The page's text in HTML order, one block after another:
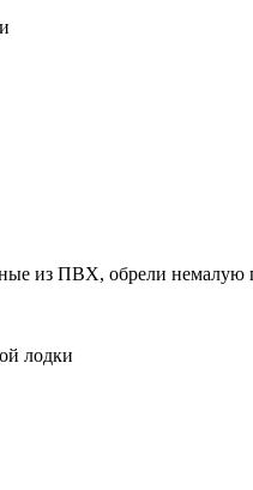
из ПВХ, обрели немалую
лодки